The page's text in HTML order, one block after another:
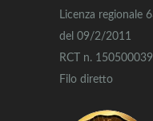
Licenza regionale
del 09/2/2011
RCT n.
Filo diretto